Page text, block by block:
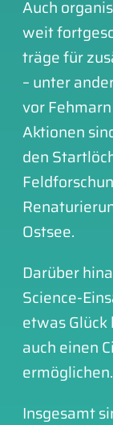
Auch
weit
trä­ge für
– unter
vor
Aktionen
den
Ost­see.
Dar­über
Science-
etwas Glück
auch einen
ermög­li­chen.
Ins­ge­samt